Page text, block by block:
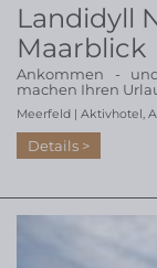
Landidyll
Maarblick
Ankommen -
machen Ihren
Meerfeld | Aktivhotel,
Details